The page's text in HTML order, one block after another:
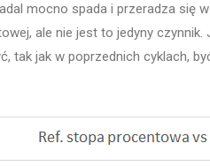
mocno spada i przeradza się
ale nie jest to jedyny
tak jak w poprzednich cyklach,